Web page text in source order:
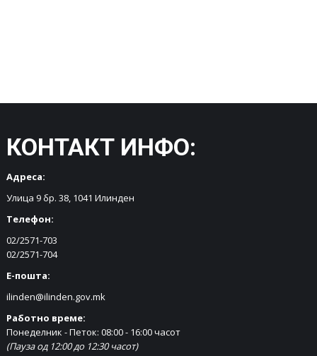
КОНТАКТ ИНФО:
Адреса:
Улица 9 бр. 38, 1041 Илинден
Телефон:
02/2571-703
02/2571-704
Е-пошта:
ilinden@ilinden.gov.mk
Работно време:
Понеделник - Петок: 08:00 - 16:00 часот
(Пауза од 12:00 до 12:30 часот)